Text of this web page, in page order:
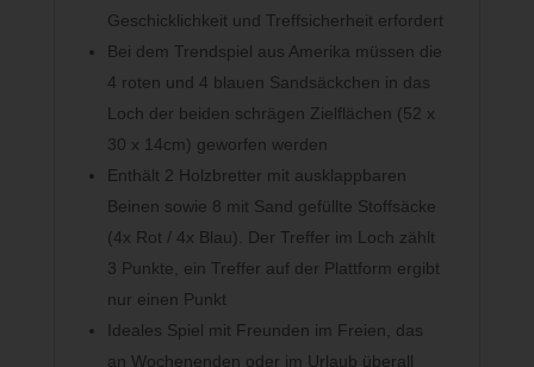
Geschicklichkeit und Treffsicherheit erfordert
Bei dem Trendspiel aus Amerika müssen die
4 roten und 4 blauen Sandsäckchen in das
Loch der beiden schrägen Zielflächen (52 x
30 x 14cm) geworfen werden
Enthält 2 Holzbretter mit ausklappbaren
Beinen sowie 8 mit Sand gefüllte Stoffsäcke
(4x Rot / 4x Blau). Der Treffer im Loch zählt
3 Punkte, ein Treffer auf der Plattform ergibt
nur einen Punkt
Ideales Spiel mit Freunden im Freien, das
an Wochenenden oder im Urlaub überall